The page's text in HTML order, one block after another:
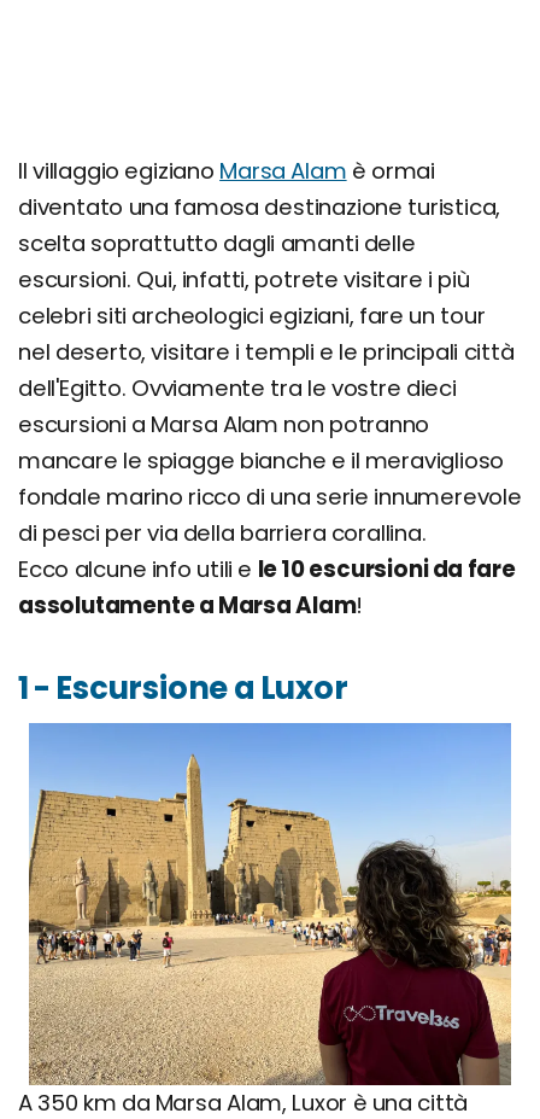
Il villaggio egiziano Marsa Alam è ormai
diventato una famosa destinazione turistica,
scelta soprattutto dagli amanti delle
escursioni. Qui, infatti, potrete visitare i più
celebri siti archeologici egiziani, fare un tour
nel deserto, visitare i templi e le principali città
dell'Egitto. Ovviamente tra le vostre dieci
escursioni a Marsa Alam non potranno
mancare le spiagge bianche e il meraviglioso
fondale marino ricco di una serie innumerevole
di pesci per via della barriera corallina.
Ecco alcune info utili e le 10 escursioni da fare
assolutamente a Marsa Alam!
1 - Escursione a Luxor
A 350 km da Marsa Alam, Luxor è una città